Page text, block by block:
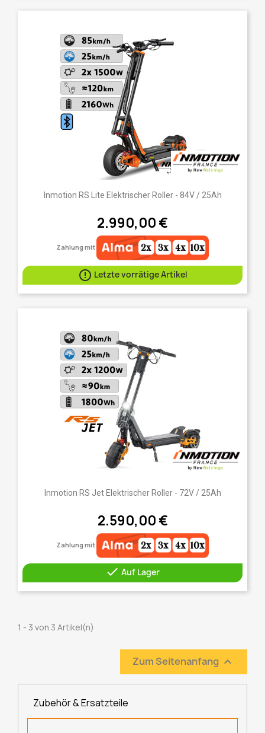
Inmotion RS Lite Elektrischer Roller - 84V / 25Ah
2.990,00 €
Zahlung mit
 Letzte vorrätige Artikel
Inmotion RS Jet Elektrischer Roller - 72V / 25Ah
2.590,00 €
Zahlung mit
 Auf Lager
1 - 3 von 3 Artikel(n)
Zum Seitenanfang 
Zubehör & Ersatzteile